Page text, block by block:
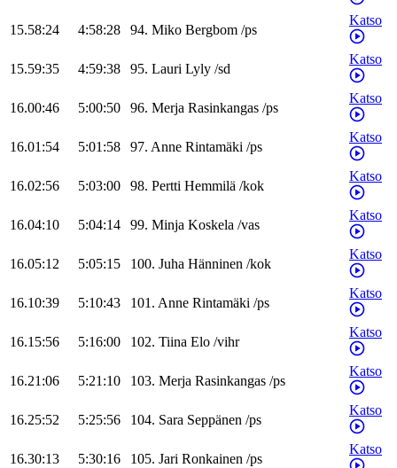
15.58:24 4:58:28 94. Miko Bergbom /ps
Katso
15.59:35 4:59:38 95. Lauri Lyly /sd
Katso
16.00:46 5:00:50 96. Merja Rasinkangas /ps
Katso
16.01:54 5:01:58 97. Anne Rintamäki /ps
Katso
16.02:56 5:03:00 98. Pertti Hemmilä /kok
Katso
16.04:10 5:04:14 99. Minja Koskela /vas
Katso
16.05:12 5:05:15 100. Juha Hänninen /kok
Katso
16.10:39 5:10:43 101. Anne Rintamäki /ps
Katso
16.15:56 5:16:00 102. Tiina Elo /vihr
Katso
16.21:06 5:21:10 103. Merja Rasinkangas /ps
Katso
16.25:52 5:25:56 104. Sara Seppänen /ps
Katso
16.30:13 5:30:16 105. Jari Ronkainen /ps
Katso